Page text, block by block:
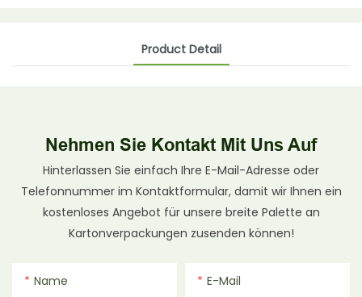
Product Detail
Nehmen Sie Kontakt Mit Uns Auf
Hinterlassen Sie einfach Ihre E-Mail-Adresse oder
Telefonnummer im Kontaktformular, damit wir Ihnen ein
kostenloses Angebot für unsere breite Palette an
Kartonverpackungen zusenden können!
Name E-Mail